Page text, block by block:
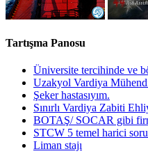
Tartışma Panosu
Üniversite tercihinde ve
Uzakyol Vardiya
Şeker hastasıyım.
Sınırlı Vardiya Zabiti
BOTAŞ/ SOCAR gibi
STCW 5 temel harici
Liman stajı